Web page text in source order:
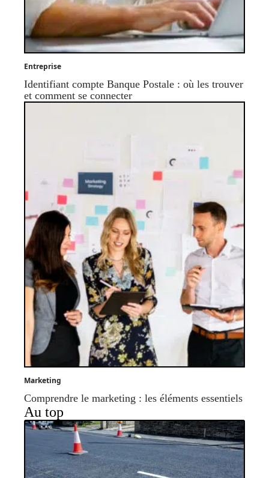
Entreprise
Identifiant compte Banque Postale : où les trouver
et comment se connecter
Marketing
Comprendre le marketing : les éléments essentiels
Au top